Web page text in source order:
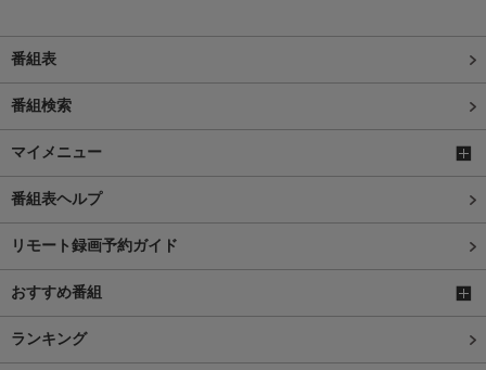
番組表
番組検索
マイメニュー
番組表ヘルプ
リモート録画予約ガイド
おすすめ番組
ランキング